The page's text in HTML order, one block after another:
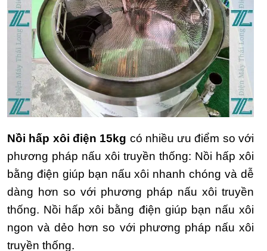
Nồi hấp xôi điện 15kg có nhiều ưu điểm so với
phương pháp nấu xôi truyền thống: Nồi hấp xôi
bằng điện giúp bạn nấu xôi nhanh chóng và dễ
dàng hơn so với phương pháp nấu xôi truyền
thống. Nồi hấp xôi bằng điện giúp bạn nấu xôi
ngon và dẻo hơn so với phương pháp nấu xôi
truyền thống.